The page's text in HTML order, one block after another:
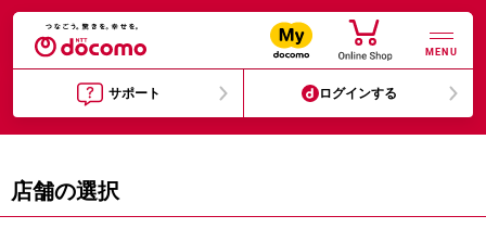
MENU
サポート ログインする
店舗の選択